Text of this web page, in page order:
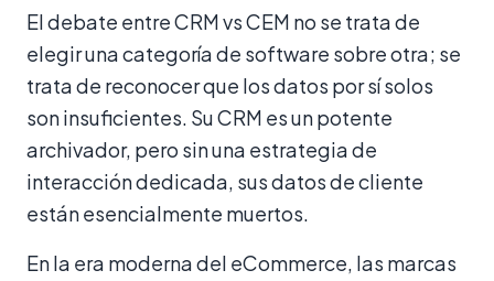
El debate entre CRM vs CEM no se trata de
elegir una categoría de software sobre otra; se
trata de reconocer que los datos por sí solos
son insuficientes. Su CRM es un potente
archivador, pero sin una estrategia de
interacción dedicada, sus datos de cliente
están esencialmente muertos.
En la era moderna del eCommerce, las marcas